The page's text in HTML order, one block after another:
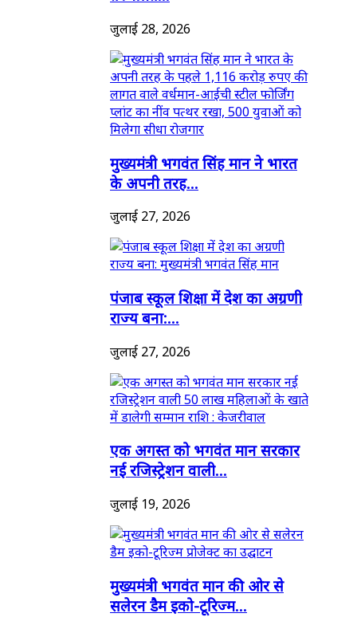
जुलाई 28, 2026
मुख्यमंत्री भगवंत सिंह मान ने भारत
के अपनी तरह...
जुलाई 27, 2026
पंजाब स्कूल शिक्षा में देश का अग्रणी
राज्य बना:...
जुलाई 27, 2026
एक अगस्त को भगवंत मान सरकार
नई रजिस्ट्रेशन वाली...
जुलाई 19, 2026
मुख्यमंत्री भगवंत मान की ओर से
सलेरन डैम इको-टूरिज्म...